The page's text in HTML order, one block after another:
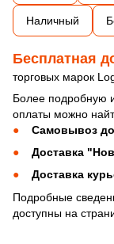
Наличный
Бесплатная
торговых марок
Более подробную
оплаты можно
Самовывоз
Доставка
Доставка
Подробные
доступны на